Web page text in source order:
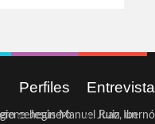
ceheginero
Perfiles
Jesús Manuel Ruiz, un
Juan